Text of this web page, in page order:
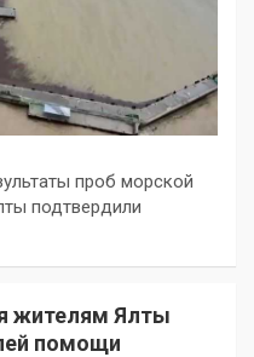
проб морской
подтвердили
жителям Ялты
помощи